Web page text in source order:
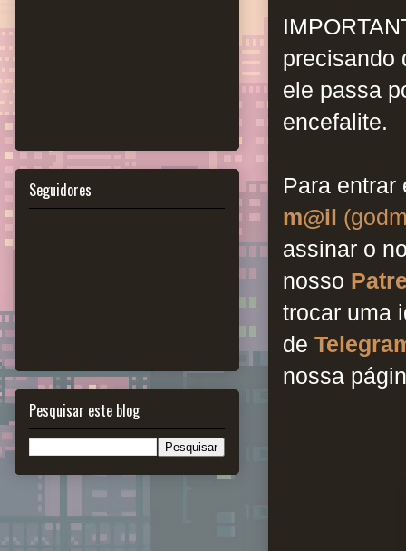
precisando
ele passa
encefalite.
Para
m@il
assinar o
nosso
trocar uma
de
nossa
Seguidores
Pesquisar este blog